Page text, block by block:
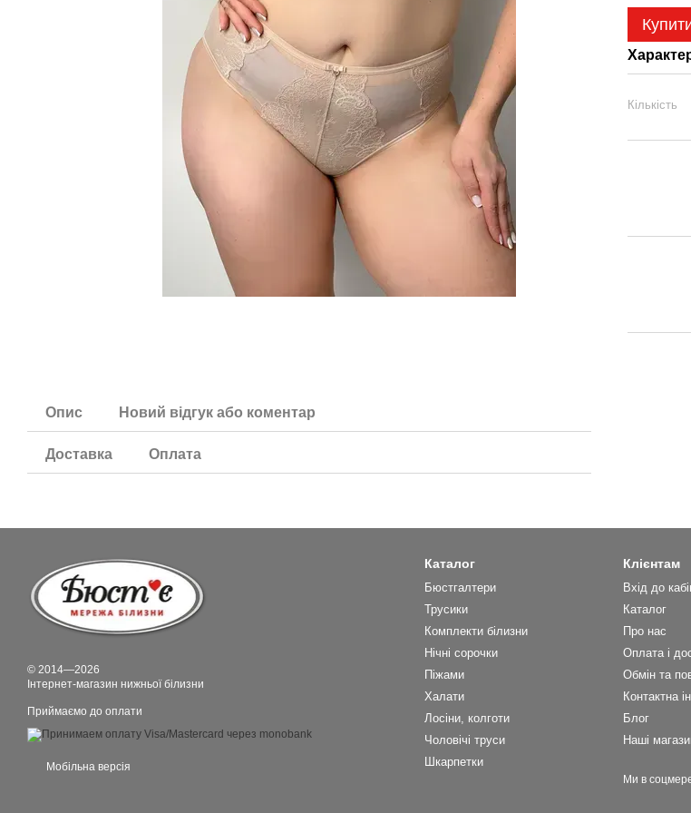
Опис Новий відгук або коментар
Доставка Оплата
Кількість
© 2014—2026
Інтернет-магазин нижньої білизни
Приймаємо до оплати
Мобільна версія
Каталог
Бюстгалтери
Трусики
Комплекти білизни
Нічні сорочки
Піжами
Халати
Лосіни, колготи
Чоловічі труси
Шкарпетки
Клієнтам
Вхід до
Каталог
Про нас
Оплата і
Обмін та
Контактна
Блог
Наші
Ми в